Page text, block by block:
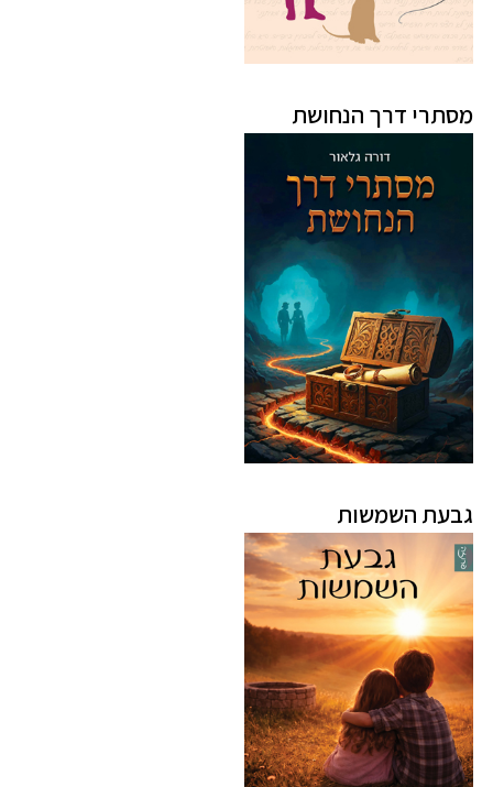
מסתרי דרך הנחושת
גבעת השמשות